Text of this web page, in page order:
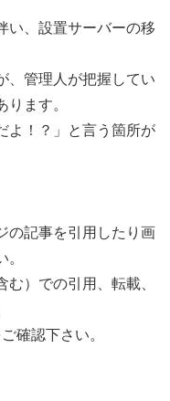
い、設置サーバーの移
、管理人が把握してい
ます。
よ！？」と言う箇所が
の記事を引用したり画
）での引用、転載、
確認下さい。